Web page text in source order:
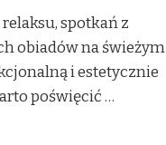
spotkań z
obiadów na świeżym
i estetycznie
poświęcić …